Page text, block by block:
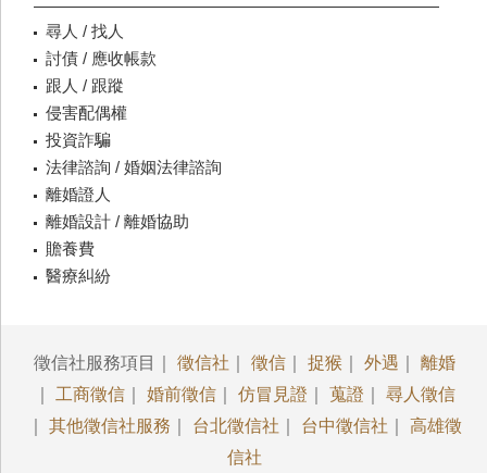
尋人 / 找人
討債 / 應收帳款
跟人 / 跟蹤
侵害配偶權
投資詐騙
法律諮詢 / 婚姻法律諮詢
離婚證人
離婚設計 / 離婚協助
贍養費
醫療糾紛
徵信社服務項目｜ 徵信社 徵信 捉猴 外遇
離婚
工商徵信 婚前徵信 仿冒見證 蒐證
尋人徵信
其他徵信社服務 台北徵信社 台中徵信社
高雄徵
信社